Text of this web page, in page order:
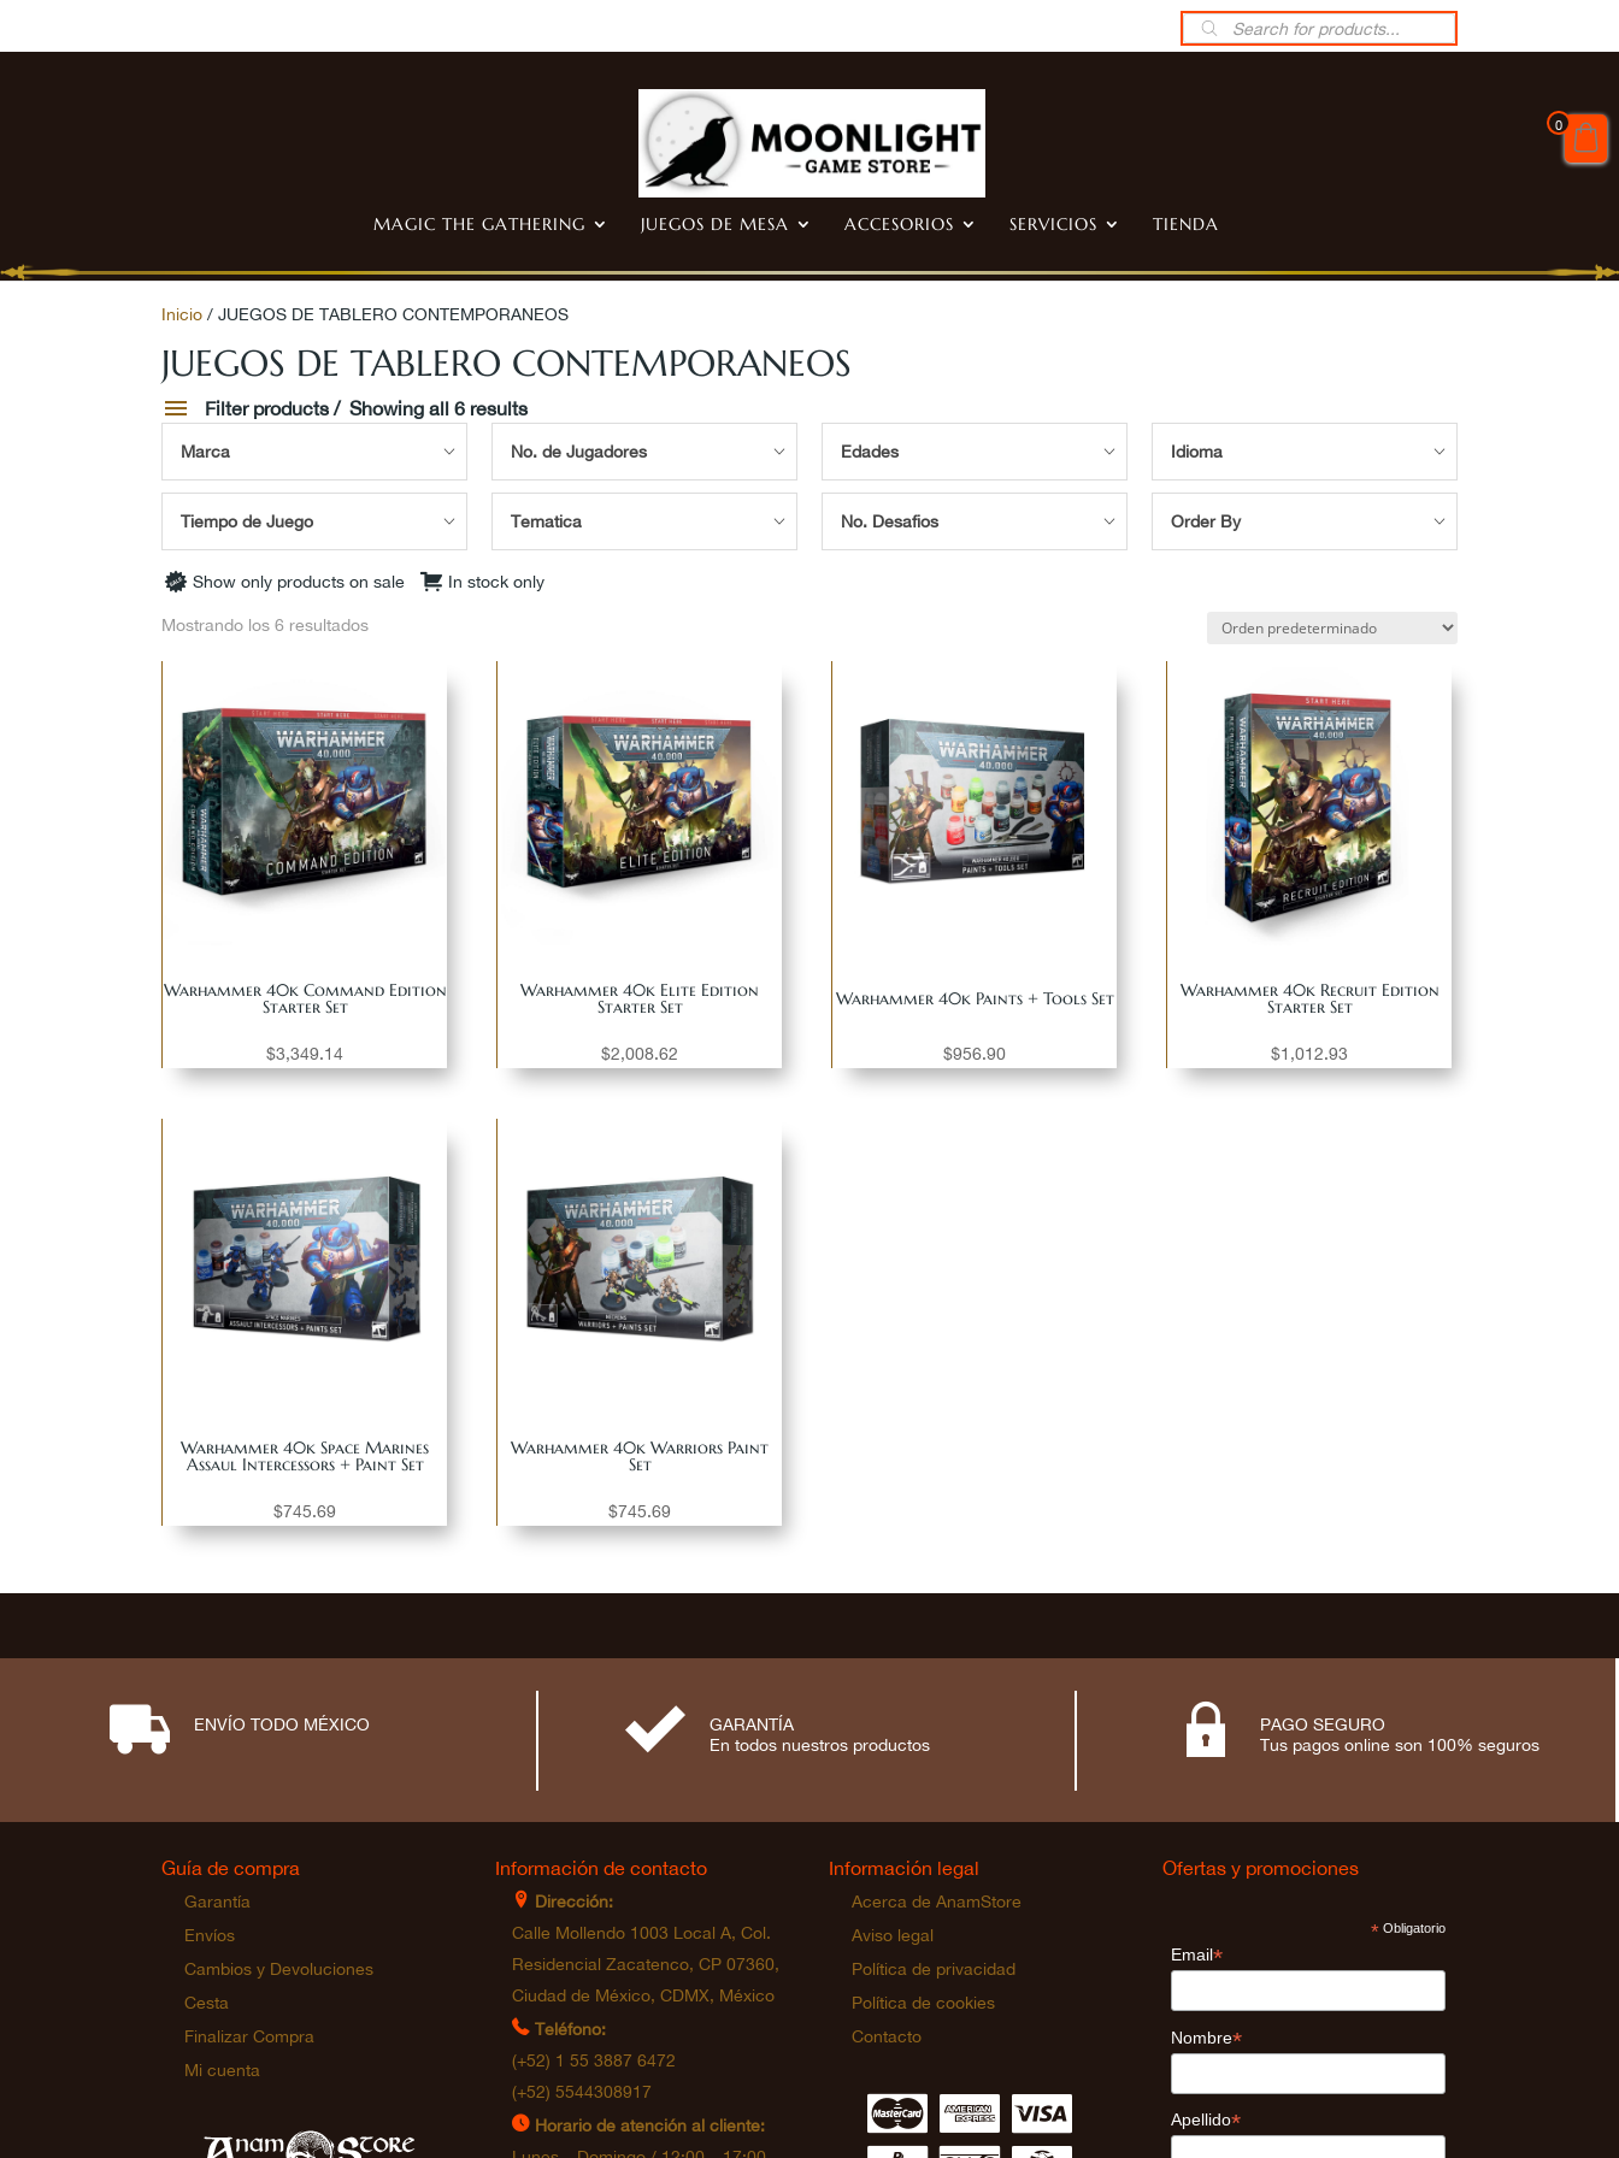
Búsqueda
productos
MAGIC THE GATHERING JUEGOS DE MESA ACCESORIOS SERVICIOS TIENDA
Inicio / JUEGOS DE TABLERO CONTEMPORANEOS
JUEGOS DE TABLERO CONTEMPORANEOS
Filter products Showing all 6 results
Marca No. de Jugadores Edades Idioma
Tiempo de Juego Tematica No. Desafios Order By
Show only products on sale In stock only
Mostrando los 6 resultados
Warhammer 40k Command Edition
Starter Set
$3,349.14
Warhammer 40k Elite Edition
Starter Set
$2,008.62
Warhammer 40k Paints + Tools Set
$956.90
Warhammer 40k Recruit Edition
Starter Set
$1,012.93
Warhammer 40k Space Marines
Assaul Intercessors + Paint Set
$745.69
Warhammer 40k Warriors Paint
Set
$745.69
⋑ ENVÍO TODO MÉXICO ⋟
GARANTÍA
En todos nuestros productos

PAGO SEGURO
Tus pagos online son 100% seguros
Guía de compra
Garantía
Envíos
Cambios y Devoluciones
Cesta
Finalizar Compra
Mi cuenta
Información de contacto
⊩ Dirección:
Calle Mollendo 1003 Local A, Col.
Residencial Zacatenco, CP 07360,
Ciudad de México, CDMX, México
 Teléfono:
(+52) 1 55 3887 6472
(+52) 5544308917
⊲ Horario de atención al cliente:
Información legal
Acerca de AnamStore
Aviso legal
Política de privacidad
Política de cookies
Contacto
∹ ∵ ≂
Ofertas y promociones
* Obligatorio
Email*
Nombre*
Apellido*
0